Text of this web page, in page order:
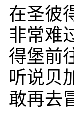
在圣彼
非常难
得堡前
听说贝
敢再去